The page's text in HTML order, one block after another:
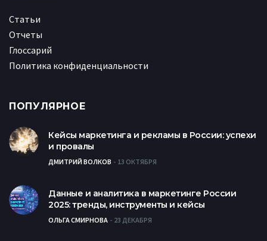
Статьи
Отчеты
Глоссарий
Политика конфиденциальности
ПОПУЛЯРНОЕ
Кейсы маркетинга и рекламы в России: успехи
и провалы
ДМИТРИЙ ВОЛКОВ 13 ОКТЯБРЯ
Данные и аналитика в маркетинге России
2025: тренды, инструменты и кейсы
ОЛЬГА СМИРНОВА 23 ДЕКАБРЯ